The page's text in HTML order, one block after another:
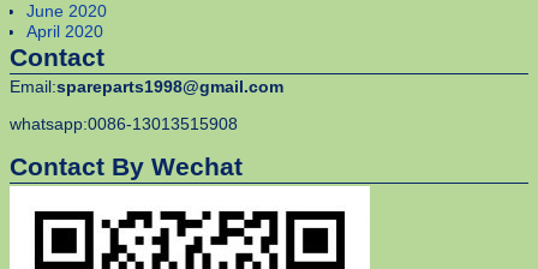
June 2020
April 2020
Contact
Email:spareparts1998@gmail.com
whatsapp:0086-13013515908
Contact By Wechat